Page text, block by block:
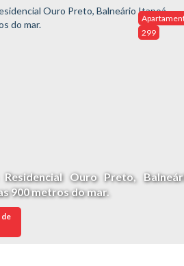
Residencial Ouro Preto,
900 metros do mar.
299
de